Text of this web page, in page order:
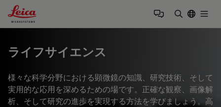
Leica Microsystems Logo
ライフサイエンス
様々な科学分野における顕微鏡の知識、研究技術、そして
実用的な応用を深めるための場です。正確な観察、画像解
析、そして研究の進歩を実現する方法を学びましょう。高